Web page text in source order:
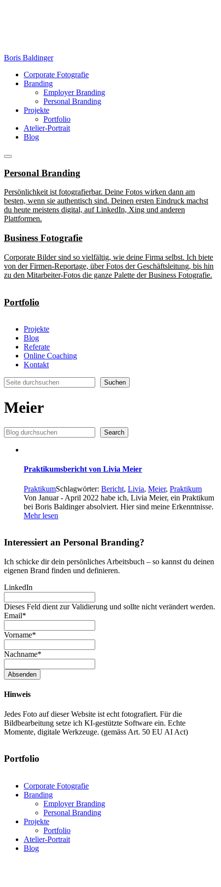
Boris Baldinger
Corporate Fotografie
Branding
Employer Branding
Personal Branding
Projekte
Portfolio
Atelier-Portrait
Blog
Menü
Personal Branding
Persönlichkeit ist fotografierbar. Deine Fotos wirken dann am
besten, wenn sie authentisch sind. Deinen ersten Eindruck machst
du heute meistens digital, auf LinkedIn, Xing und anderen
Plattformen.
Business Fotografie
Corporate Bilder sind so vielfältig, wie deine Firma selbst. Ich biete
von der Firmen-Reportage, über Fotos der Geschäftsleitung, bis hin
zu den Mitarbeiter-Fotos die ganze Palette der Business Fotografie.
Portfolio
Projekte
Blog
Referate
Online Coaching
Kontakt
Suchen
Suchen
Meier
Search Search
Praktikumsbericht von Livia Meier
PraktikumSchlagwörter: Bericht, Livia, Meier, Praktikum
Von Januar - April 2022 habe ich, Livia Meier, ein Praktikum
bei Boris Baldinger absolviert. Hier sind meine Erkenntnisse.
Mehr lesen
Interessiert an Personal Branding?
Ich schicke dir dein persönliches Arbeitsbuch – so kannst du deinen
eigenen Brand finden und definieren.
LinkedIn
Dieses Feld dient zur Validierung und sollte nicht verändert werden.
Email*
Vorname*
Nachname*
Absenden
Hinweis
Jedes Foto auf dieser Website ist echt fotografiert. Für die
Bildbearbeitung setze ich KI-gestützte Software ein. Echte
Momente, digitale Werkzeuge. (gemäss Art. 50 EU AI Act)
Portfolio
Corporate Fotografie
Branding
Employer Branding
Personal Branding
Projekte
Portfolio
Atelier-Portrait
Blog